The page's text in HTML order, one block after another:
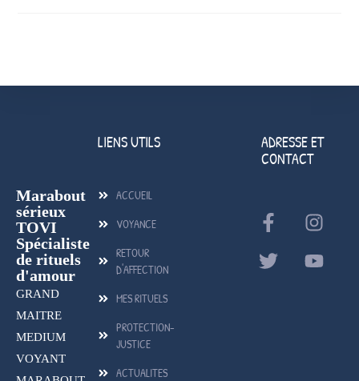
Marabout
sérieux
TOVI
Spécialiste
de rituels
d'amour
GRAND
MAITRE
MEDIUM
VOYANT
LIENS UTILS
ACCUEIL
VOYANCE
RETOUR
D'AFFECTION
MES RITUELS
PROTECTION-
JUSTICE
ACTUALITES
ADRESSE ET
CONTACT